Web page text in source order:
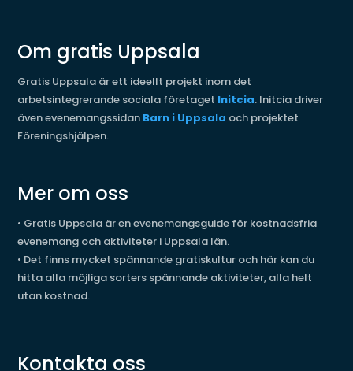
Om gratis Uppsala
Gratis Uppsala är ett ideellt projekt inom det
arbetsintegrerande sociala företaget Initcia. Initcia driver
även evenemangssidan Barn i Uppsala och projektet
Föreningshjälpen.
Mer om oss
• Gratis Uppsala är en evenemangsguide för kostnadsfria
evenemang och aktiviteter i Uppsala län.
• Det finns mycket spännande gratiskultur och här kan du
hitta alla möjliga sorters spännande aktiviteter, alla helt
utan kostnad.
Kontakta oss